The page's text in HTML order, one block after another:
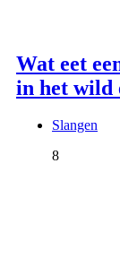
Wat eet
in het wild
Slangen
8